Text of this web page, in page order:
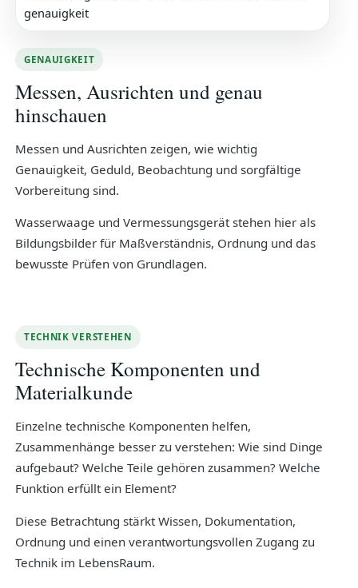
GENAUIGKEIT
Messen, Ausrichten und genau
hinschauen
Messen und Ausrichten zeigen, wie wichtig
Genauigkeit, Geduld, Beobachtung und sorgfältige
Vorbereitung sind.
Wasserwaage und Vermessungsgerät stehen hier als
Bildungsbilder für Maßverständnis, Ordnung und das
bewusste Prüfen von Grundlagen.
TECHNIK VERSTEHEN
Technische Komponenten und
Materialkunde
Einzelne technische Komponenten helfen,
Zusammenhänge besser zu verstehen: Wie sind Dinge
aufgebaut? Welche Teile gehören zusammen? Welche
Funktion erfüllt ein Element?
Diese Betrachtung stärkt Wissen, Dokumentation,
Ordnung und einen verantwortungsvollen Zugang zu
Technik im LebensRaum.